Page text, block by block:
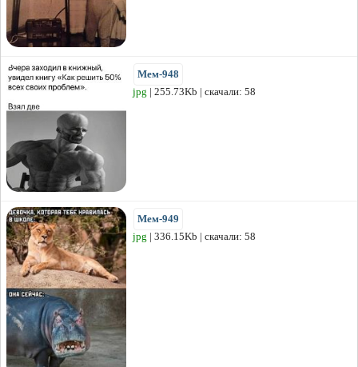
Мем-948
jpg | 255.73Kb | скачали: 58
Мем-949
jpg | 336.15Kb | скачали: 58